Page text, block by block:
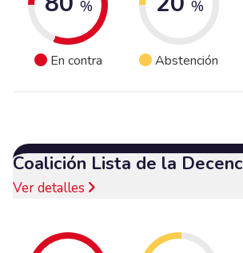
%
En contra
%
Abstención
Coalición Lista de la
Ver detalles